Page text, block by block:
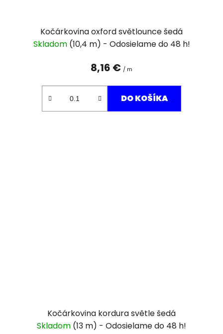
Kočárkovina oxford světlounce šedá
Skladom (10,4 m)
8,16 € / m
DO KOŠÍKA
Kočárkovina kordura světle šedá
Skladom (13 m)